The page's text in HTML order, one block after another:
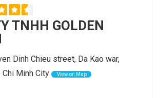
TNHH GOLDEN
Dinh Chieu street, Da Kao war,
Minh City
View on Map